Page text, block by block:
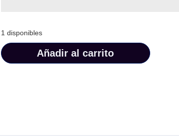
1 disponibles
Añadir al carrito